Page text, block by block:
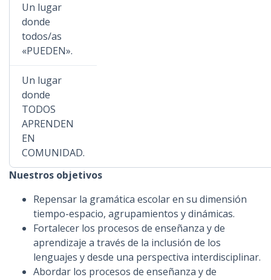
Un lugar
donde
todos/as
«PUEDEN».
Un lugar
donde
TODOS
APRENDEN
EN
COMUNIDAD.
Nuestros objetivos
Repensar la gramática escolar en su dimensión
tiempo-espacio, agrupamientos y dinámicas.
Fortalecer los procesos de enseñanza y de
aprendizaje a través de la inclusión de los
lenguajes y desde una perspectiva interdisciplinar.
Abordar los procesos de enseñanza y de